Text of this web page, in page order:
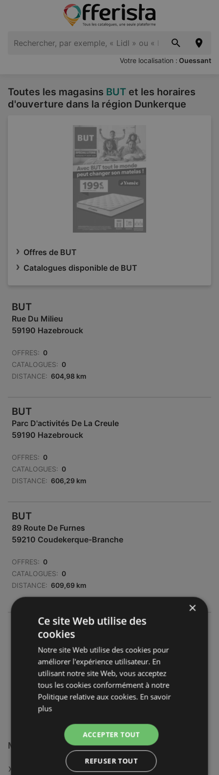
Votre localisation : Ouessant
Toutes les magasins BUT et les horaires
d'ouverture dans la région Dunkerque
Offres de BUT
Catalogues disponible de BUT
BUT
Rue Du Milieu
59190 Hazebrouck
OFFRES: 0
CATALOGUES: 0
DISTANCE: 604,98 km
BUT
Parc D'activités De La Creule
59190 Hazebrouck
OFFRES: 0
CATALOGUES: 0
DISTANCE: 606,29 km
BUT
89 Route De Furnes
59210 Coudekerque-Branche
OFFRES: 0
CATALOGUES: 0
DISTANCE: 609,69 km
Lieu Dit #pres Du Nouveau
59270 Bailleul (Nord)
OFFRES: 0
CATALOGUES: 0
DISTANCE: 618,78 km
Magasins BUT à :
BUT à Thonon-les-Bains
×
Ce site Web utilise des
cookies
Notre site Web utilise des cookies pour
améliorer l'expérience utilisateur. En
utilisant notre site Web, vous acceptez
tous les cookies conformément à notre
Politique relative aux cookies. En savoir
plus
ACCEPTER TOUT
REFUSER TOUT